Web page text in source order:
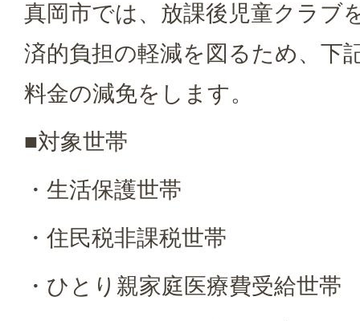
真岡市では、放課後児童クラブ
済的負担の軽減を図るため、下
料金の減免をします。
■対象世帯
・生活保護世帯
・住民税非課税世帯
・ひとり親家庭医療費受給世帯